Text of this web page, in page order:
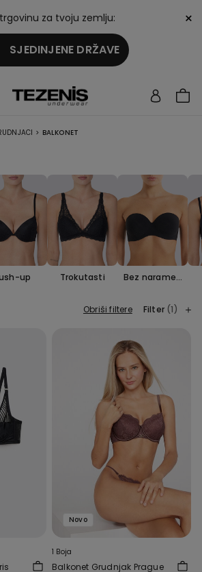
za tvoju zemlju:
DRŽAVE
×
> BALKONET
up Trokutasti
Bez naramen
Obriši filtere Filter (1)
Novo
1 Boja
Balkonet Grudnjak Prague